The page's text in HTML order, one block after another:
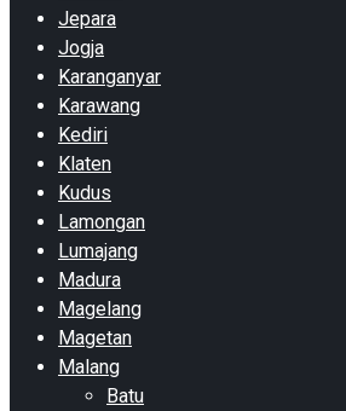
Jepara
Jogja
Karanganyar
Karawang
Kediri
Klaten
Kudus
Lamongan
Lumajang
Madura
Magelang
Magetan
Malang
Batu